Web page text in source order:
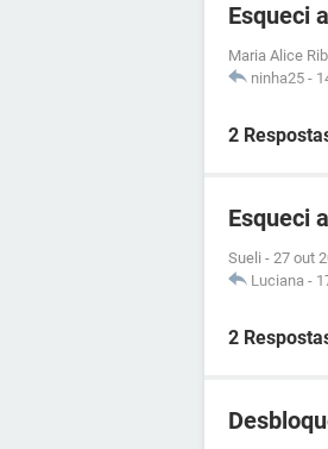
Esqueci
Maria Alice
ninha25 -
2
Esqueci
Sueli - 27 out
Luciana -
2